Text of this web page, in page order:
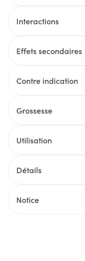
Interactions
Effets secondaires
Contre indication
Grossesse
Utilisation
Détails
Notice